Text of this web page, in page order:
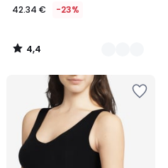
42.34 € -23%
4,4
/